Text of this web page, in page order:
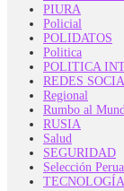
PIURA
Policial
POLIDATOS
Politica
POLITICA
REDES
Regional
Rumbo al
RUSIA
Salud
SEGURIDAD
Selección
TECNOLOGÍA